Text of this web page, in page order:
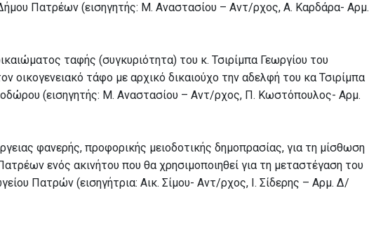
Πατρέων (εισηγητής: Μ. Αναστασίου – Αντ/ρχος, Α. Καρδάρα- Αρμ.
ταφής (συγκυριότητα) του κ. Τσιρίμπα Γεωργίου του
οικογενειακό τάφο με αρχικό δικαιούχο την αδελφή του κα Τσιρίμπα
(εισηγητής: Μ. Αναστασίου – Αντ/ρχος, Π. Κωστόπουλος- Αρμ.
φανερής, προφορικής μειοδοτικής δημοπρασίας, για τη μίσθωση
ενός ακινήτου που θα χρησιμοποιηθεί για τη μεταστέγαση του
Πατρών (εισηγήτρια: Αικ. Σίμου- Αντ/ρχος, Ι. Σίδερης – Αρμ. Δ/